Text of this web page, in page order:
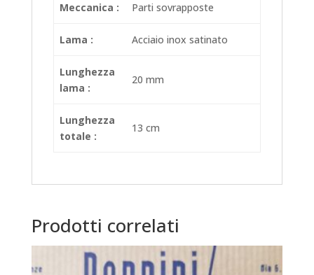
Meccanica : Parti sovrapposte
Lama : Acciaio inox satinato
Lunghezza
lama :
20 mm
Lunghezza
totale :
13 cm
Prodotti correlati